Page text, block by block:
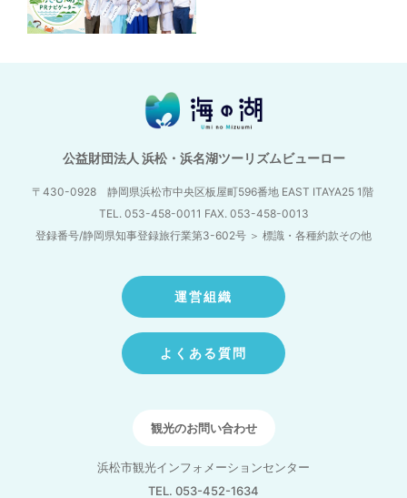
公益財団法人 浜松・浜名湖ツーリズムビューロー
〒430-0928 静岡県浜松市中央区板屋町596番地 EAST ITAYA25 1階
TEL. 053-458-0011 FAX. 053-458-0013
登録番号/静岡県知事登録旅行業第3-602号 ＞ 標識・各種約款その他
運営組織
よくある質問
観光のお問い合わせ
浜松市観光インフォメーションセンター
TEL. 053-452-1634